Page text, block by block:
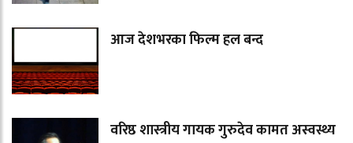
आज देशभरका फिल्म हल बन्द
वरिष्ठ शास्त्रीय गायक गुरुदेव कामत अस्वस्थ्य